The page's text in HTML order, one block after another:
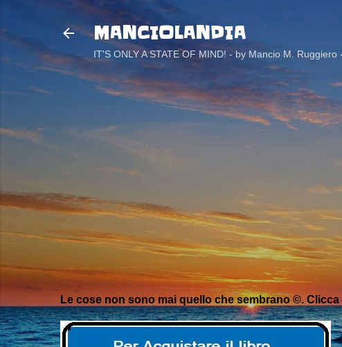
MANCIOLANDIA
IT'S ONLY A STATE OF MIND! - by Mancio M.
Le cose non sono mai quello che sembrano ©.